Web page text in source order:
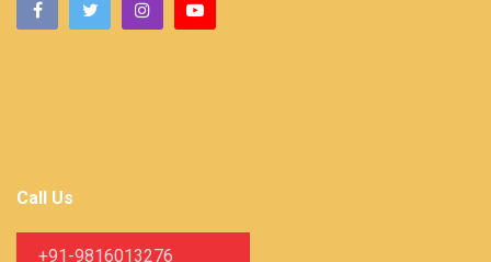
Call Us
+91-9816013276